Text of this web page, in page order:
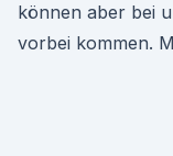
können aber bei
vorbei kommen.